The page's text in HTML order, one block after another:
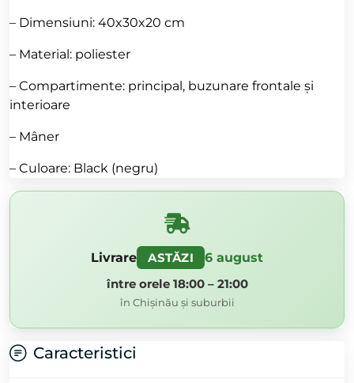
– Dimensiuni: 40x30x20 cm
– Material: poliester
– Compartimente: principal, buzunare frontale și
interioare
– Mâner
– Culoare: Black (negru)
Livrare ASTĂZI
6 august
între orele 18:00 – 21:00
în Chișinău și suburbii
Caracteristici